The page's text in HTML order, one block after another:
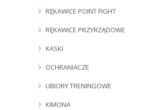
RĘKAWICE POINT FIGHT
RĘKAWICE PRZYRZĄDOWE
KASKI
OCHRANIACZE
UBIORY TRENINGOWE
KIMONA